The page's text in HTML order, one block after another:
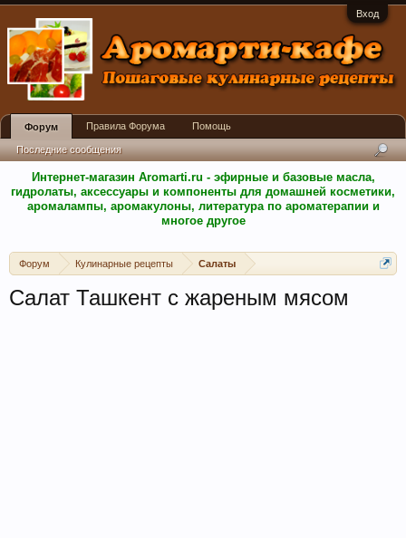
Вход
Интернет-магазин Aromarti.ru - эфирные и базовые масла,
гидролаты, аксессуары и компоненты для домашней косметики,
аромалампы, аромакулоны, литература по ароматерапии и
многое другое
Форум Кулинарные рецепты Салаты
Салат Ташкент с жареным мясом
Форум
Последние сообщения
Правила Форума Помощь